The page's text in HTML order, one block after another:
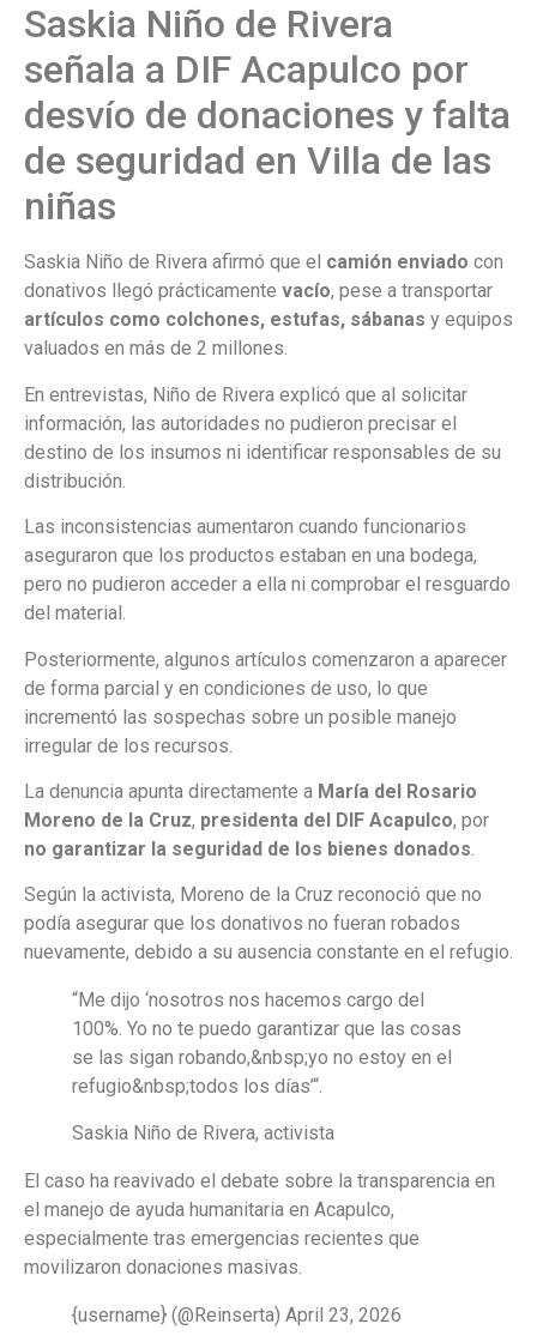
Saskia Niño de Rivera
señala a DIF Acapulco por
desvío de donaciones y falta
de seguridad en Villa de las
niñas
Saskia Niño de Rivera afirmó que el camión enviado con
donativos llegó prácticamente vacío, pese a transportar
artículos como colchones, estufas, sábanas y equipos
valuados en más de 2 millones.
En entrevistas, Niño de Rivera explicó que al solicitar
información, las autoridades no pudieron precisar el
destino de los insumos ni identificar responsables de su
distribución.
Las inconsistencias aumentaron cuando funcionarios
aseguraron que los productos estaban en una bodega,
pero no pudieron acceder a ella ni comprobar el resguardo
del material.
Posteriormente, algunos artículos comenzaron a aparecer
de forma parcial y en condiciones de uso, lo que
incrementó las sospechas sobre un posible manejo
irregular de los recursos.
La denuncia apunta directamente a María del Rosario
Moreno de la Cruz, presidenta del DIF Acapulco, por
no garantizar la seguridad de los bienes donados.
Según la activista, Moreno de la Cruz reconoció que no
podía asegurar que los donativos no fueran robados
nuevamente, debido a su ausencia constante en el refugio.
“Me dijo ‘nosotros nos hacemos cargo del
100%. Yo no te puedo garantizar que las cosas
se las sigan robando,&nbsp;yo no estoy en el
refugio&nbsp;todos los días’“.
Saskia Niño de Rivera, activista
El caso ha reavivado el debate sobre la transparencia en
el manejo de ayuda humanitaria en Acapulco,
especialmente tras emergencias recientes que
movilizaron donaciones masivas.
{username} (@Reinserta) April 23, 2026